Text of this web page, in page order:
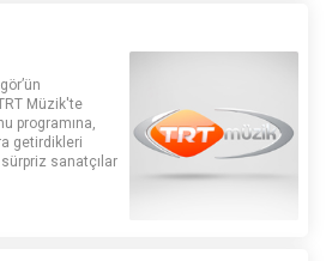
Müzik'te
programına,
getirdikleri
sanatçılar